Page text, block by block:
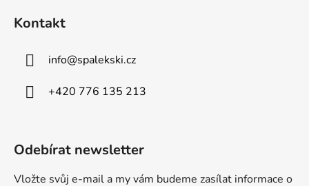
Kontakt
info@spalekski.cz
+420 776 135 213
Odebírat newsletter
Vložte svůj e-mail a my vám budeme zasílat informace o